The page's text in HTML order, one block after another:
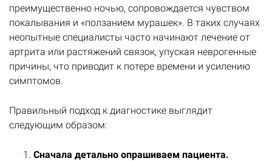
преимущественно ночью, сопровождается чувством
покалывания и «ползанием мурашек». В таких случаях
неопытные специалисты часто начинают лечение от
артрита или растяжений связок, упуская неврогенные
причины, что приводит к потере времени и усилению
симптомов.
Правильный подход к диагностике выглядит
следующим образом:
Сначала детально опрашиваем пациента.